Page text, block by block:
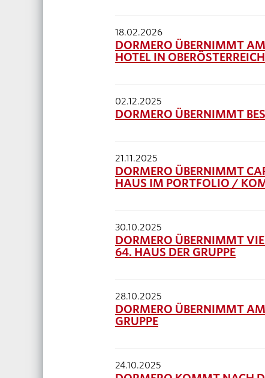
18.02.2026
DORMERO ÜBERNIMMT
HOTEL IN OBERÖSTERREICH
02.12.2025
DORMERO ÜBERNIMMT
21.11.2025
DORMERO ÜBERNIMMT
HAUS IM PORTFOLIO /
30.10.2025
DORMERO ÜBERNIMMT
64. HAUS DER GRUPPE
28.10.2025
DORMERO ÜBERNIMMT
GRUPPE
24.10.2025